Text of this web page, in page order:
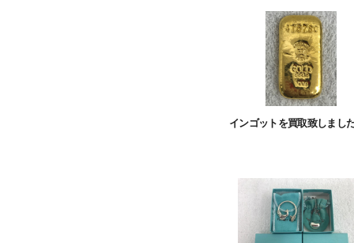
インゴットを買取致しまし